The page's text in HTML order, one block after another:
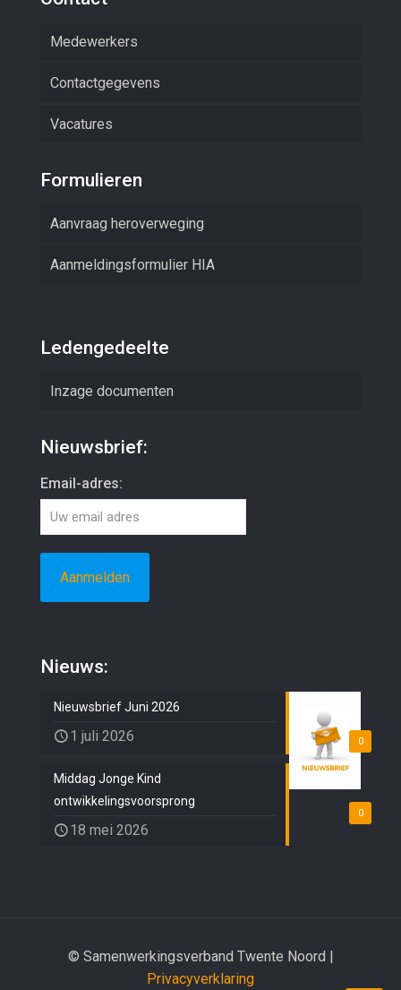
Medewerkers
Contactgegevens
Vacatures
Formulieren
Aanvraag heroverweging
Aanmeldingsformulier HIA
Ledengedeelte
Inzage documenten
Nieuwsbrief:
Email-adres:
Nieuws:
0
Nieuwsbrief Juni 2026
1 juli 2026
0
Middag Jonge Kind
ontwikkelingsvoorsprong
18 mei 2026
© Samenwerkingsverband Twente Noord |
Privacyverklaring